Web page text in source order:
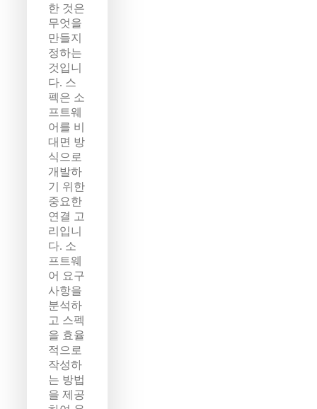
한 것은
무엇을
만들지
정하는
것입니
다. 스
펙은 소
프트웨
어를 비
대면 방
식으로
개발하
기 위한
중요한
연결 고
리입니
다. 소
프트웨
어 요구
사항을
분석하
고 스펙
을 효율
적으로
작성하
는 방법
을 제공